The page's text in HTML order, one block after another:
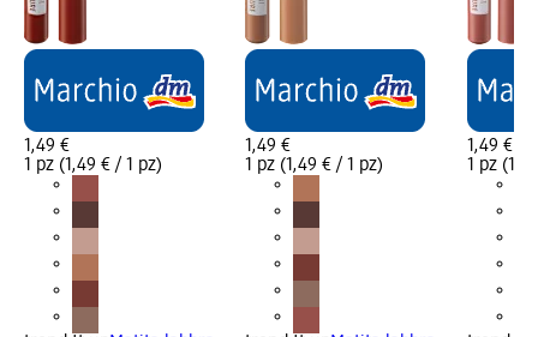
1,49 €
1 pz (1,49 € / 1 pz)
1,49 €
1 pz (1,49 € / 1 pz)
1,49 €
1 pz